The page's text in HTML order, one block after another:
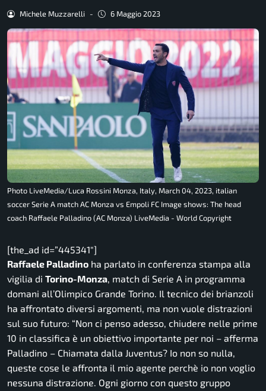
Michele Muzzarelli - 6 Maggio 2023
Photo LiveMedia/Luca Rossini Monza, Italy, March 04, 2023, italian
soccer Serie A match AC Monza vs Empoli FC Image shows: The head
coach Raffaele Palladino (AC Monza) LiveMedia - World Copyright
[the_ad id=”445341″]
Raffaele Palladino ha parlato in conferenza stampa alla
vigilia di Torino-Monza, match di Serie A in programma
domani all’Olimpico Grande Torino. Il tecnico dei brianzoli
ha affrontato diversi argomenti, ma non vuole distrazioni
sul suo futuro: “Non ci penso adesso, chiudere nelle prime
10 in classifica è un obiettivo importante per noi – afferma
Palladino – Chiamata dalla Juventus? Io non so nulla,
queste cose le affronta il mio agente perchè io non voglio
nessuna distrazione. Ogni giorno con questo gruppo